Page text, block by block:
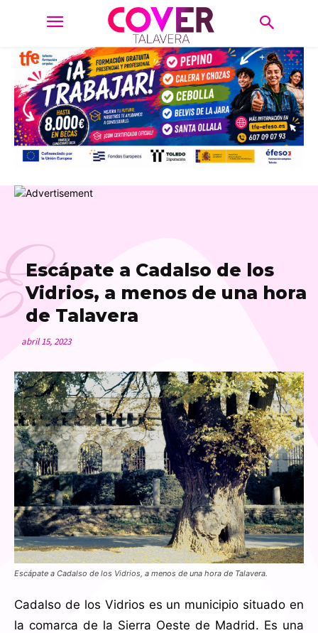
Escápate a Cadalso de los
Vidrios, a menos de una hora
de Talavera
abril 15, 2023
Escápate a Cadalso de los Vidrios, a menos de una hora de Talavera.
Cadalso de los Vidrios es un municipio situado en
la comarca de la Sierra Oeste de Madrid. Es una